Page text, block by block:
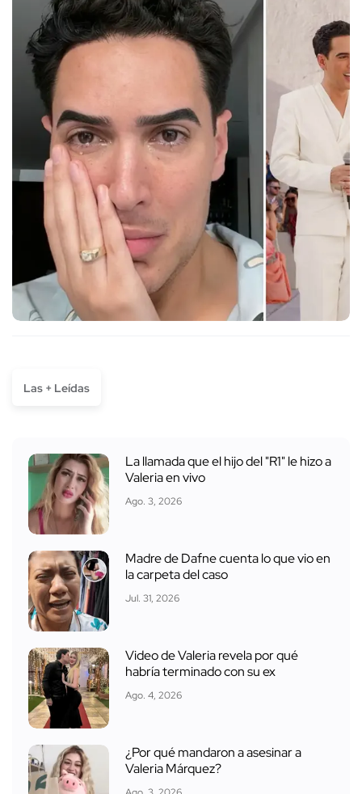
Las + Leídas
La llamada que el hijo del "R1" le hizo a
Valeria en vivo
Ago. 3, 2026
Madre de Dafne cuenta lo que vio en
la carpeta del caso
Jul. 31, 2026
Video de Valeria revela por qué
habría terminado con su ex
Ago. 4, 2026
¿Por qué mandaron a asesinar a
Valeria Márquez?